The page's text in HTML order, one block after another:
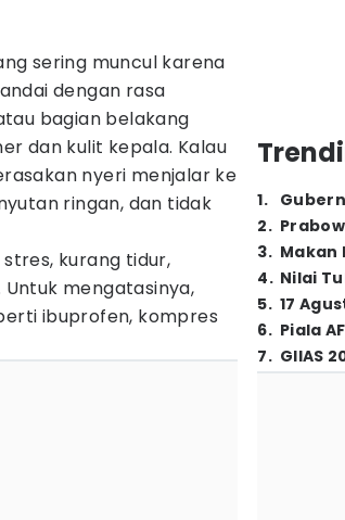
sering muncul karena
dengan rasa
bagian belakang
dan kulit kepala. Kalau
nyeri menjalar ke
ringan, dan tidak
kurang tidur,
mengatasinya,
ibuprofen, kompres
1.
2.
3. Makan
4. Nilai
5. 17
6. Piala
7. GIIAS